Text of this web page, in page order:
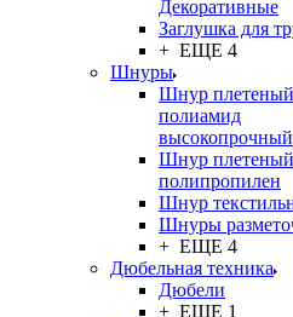
Декоративные
Заглушка для
+ ЕЩЕ 4
Шнуры
Шнур плетеный
полиамид
высокопрочный
Шнур плетеный
полипропилен
Шнур
Шнуры
+ ЕЩЕ 4
Дюбельная техника
Дюбели
+ ЕЩЕ 1